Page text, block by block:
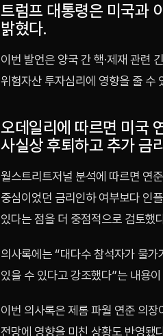
트럼프 대통령은 미국과
밝혔다.
이번 발언은 양국 간 핵·제재 관련
위험자산 투자심리에 영향을 줄 수
오데일리에 따르면 미국
사실상 후퇴하고 추가 금
월스트리트저널 분석에 따르면 연
중심이었던 금리인하 여부보다 인
있다는 점을 더 중점적으로 검토했
의사록에는 “대다수 참석자가 물
있을 수 있다고 강조했다”는 내용
이번 의사록은 제롬 파월 연준 의
전망에 영향을 미친 상황도 반영됐